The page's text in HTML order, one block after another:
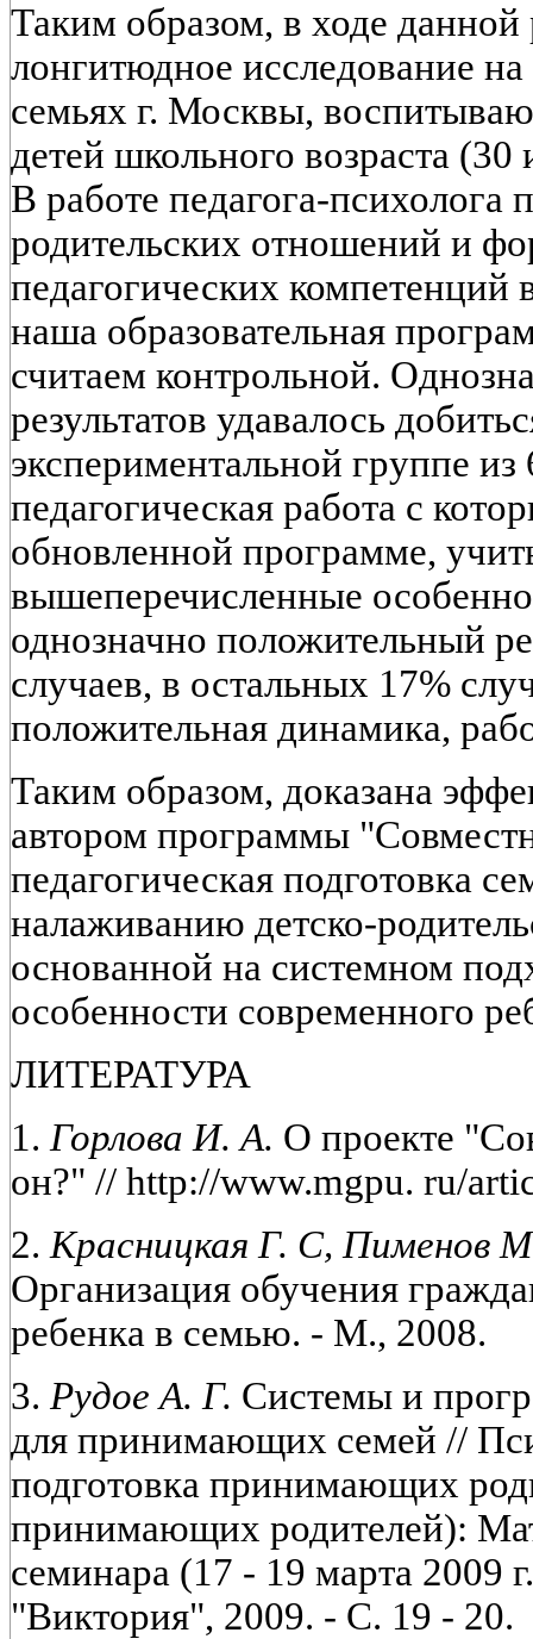
Таким образом, в ходе
лонгитюдное исследование
семьях г. Москвы,
детей школьного возраста
В работе педагога-психолога
родительских отношений и
педагогических компетенций
наша образовательная
считаем контрольной.
результатов удавалось
экспериментальной группе
педагогическая работа с
обновленной программе,
вышеперечисленные
однозначно положительный
случаев, в остальных 17%
положительная динамика,
Таким образом, доказана
автором программы
педагогическая подготовка
налаживанию детско-
основанной на системном
особенности современного
ЛИТЕРАТУРА
1. Горлова И. А. О проекте
он?" // http://www.mgpu. ru/
2. Красницкая Г. С, Пименов
Организация обучения
ребенка в семью. - М., 2008.
3. Рудое А. Г. Системы и
для принимающих семей //
подготовка принимающих
принимающих родителей):
семинара (17 - 19 марта 2009
"Виктория", 2009. - С. 19 - 20.